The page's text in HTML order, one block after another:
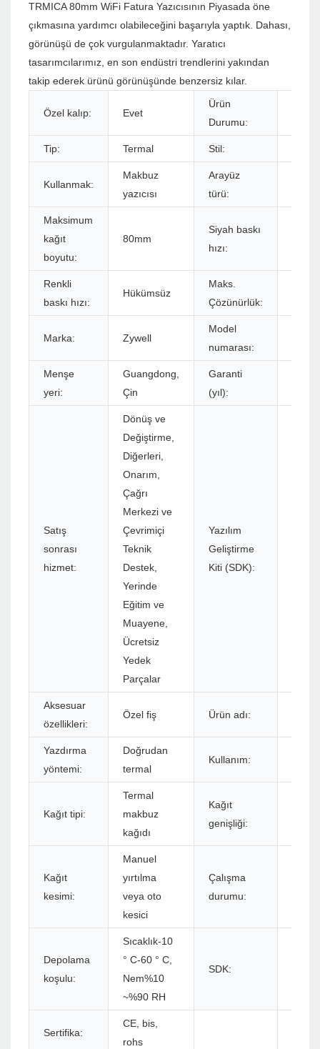
TRMICA 80mm WiFi Fatura Yazıcısının Piyasada öne
çıkmasına yardımcı olabileceğini başarıyla yaptık. Dahası,
görünüşü de çok vurgulanmaktadır. Yaratıcı
tasarımcılarımız, en son endüstri trendlerini yakından
takip ederek ürünü görünüşünde benzersiz kılar.
Özel kalıp: Evet
Ürün
Durumu:
Tip: Termal Stil:
Kullanmak:
Makbuz
yazıcısı
Arayüz
türü:
Maksimum
kağıt
boyutu:
80mm
Siyah baskı
hızı:
Renkli
baskı hızı:
Hükümsüz
Maks.
Çözünürlük:
Marka: Zywell
Model
numarası:
Menşe
yeri:
Guangdong,
Çin
Garanti
(yıl):
Satış
sonrası
hizmet:
Dönüş ve
Değiştirme,
Diğerleri,
Onarım,
Çağrı
Merkezi ve
Çevrimiçi
Teknik
Destek,
Yerinde
Eğitim ve
Muayene,
Ücretsiz
Yedek
Parçalar
Yazılım
Geliştirme
Kiti (SDK):
Aksesuar
özellikleri:
Özel fiş Ürün adı:
Yazdırma
yöntemi:
Doğrudan
termal
Kullanım:
Kağıt tipi:
Termal
makbuz
kağıdı
Kağıt
genişliği:
Kağıt
kesimi:
Manuel
yırtılma
veya oto
kesici
Çalışma
durumu:
Depolama
koşulu:
Sıcaklık-10
° C-60 ° C,
Nem%10
~%90 RH
SDK:
Sertifika:
CE, bis,
rohs